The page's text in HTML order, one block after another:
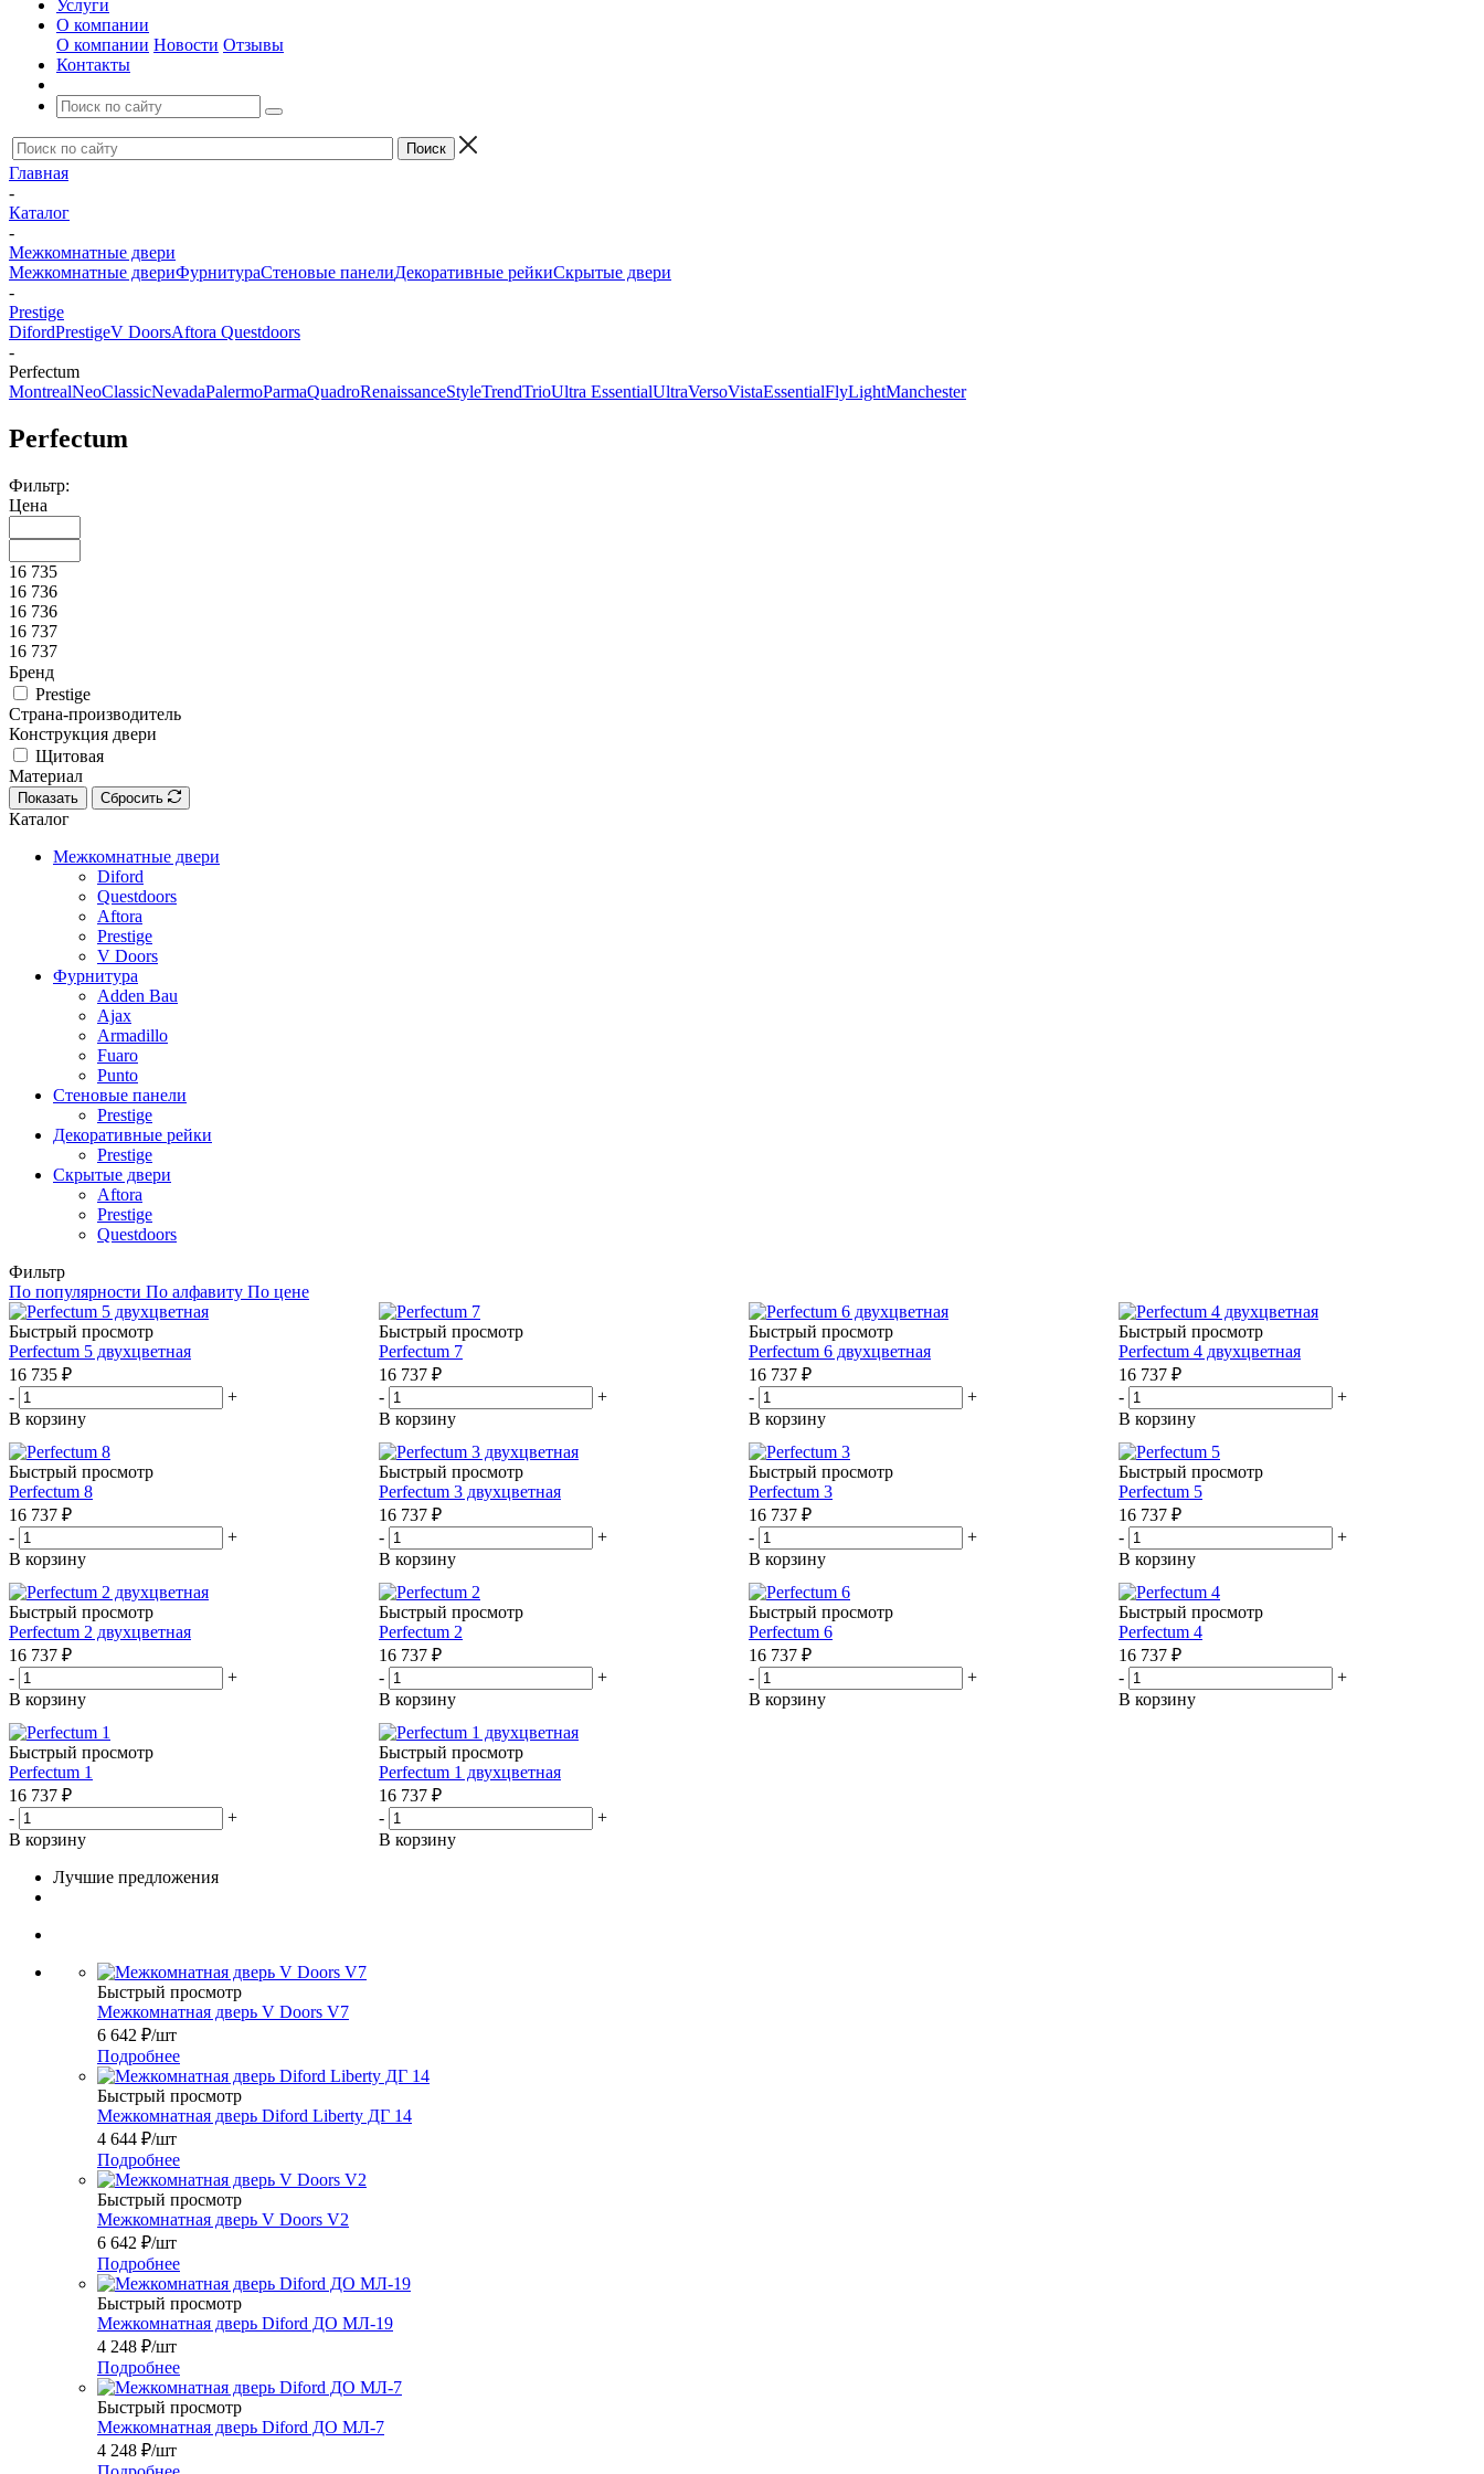
Услуги
О компании
О компании Новости Отзывы
Контакты
Главная
-
Каталог
-
Межкомнатные двери
Межкомнатные двериФурнитураСтеновые панелиДекоративные рейкиСкрытые двери
-
Prestige
DifordPrestigeV DoorsAftora Questdoors
-
Perfectum
MontrealNeoClassicNevadaPalermoParmaQuadroRenaissanceStyleTrendTrioUltra EssentialUltraVersoVistaEssentialFlyLightManchester
Perfectum
Фильтр:
Цена
16 735
16 736
16 736
16 737
16 737
Бренд
Prestige
Страна-производитель
Конструкция двери
Щитовая
Материал
Показать Сбросить
Каталог
Межкомнатные двери
Diford
Questdoors
Aftora
Prestige
V Doors
Фурнитура
Adden Bau
Ajax
Armadillo
Fuaro
Punto
Стеновые панели
Prestige
Декоративные рейки
Prestige
Скрытые двери
Aftora
Prestige
Questdoors
Фильтр
По популярности По алфавиту По цене
Быстрый просмотр
Perfectum 5 двухцветная
16 735 ₽
-
+
В корзину
Быстрый просмотр
Perfectum 7
16 737 ₽
-
+
В корзину
Быстрый просмотр
Perfectum 6 двухцветная
16 737 ₽
-
+
В корзину
Быстрый просмотр
Perfectum 4 двухцветная
16 737 ₽
-
+
В корзину
Быстрый просмотр
Perfectum 8
16 737 ₽
-
+
В корзину
Быстрый просмотр
Perfectum 3 двухцветная
16 737 ₽
-
+
В корзину
Быстрый просмотр
Perfectum 3
16 737 ₽
-
+
В корзину
Быстрый просмотр
Perfectum 5
16 737 ₽
-
+
В корзину
Быстрый просмотр
Perfectum 2 двухцветная
16 737 ₽
-
+
В корзину
Быстрый просмотр
Perfectum 2
16 737 ₽
-
+
В корзину
Быстрый просмотр
Perfectum 6
16 737 ₽
-
+
В корзину
Быстрый просмотр
Perfectum 4
16 737 ₽
-
+
В корзину
Быстрый просмотр
Perfectum 1
16 737 ₽
-
+
В корзину
Быстрый просмотр
Perfectum 1 двухцветная
16 737 ₽
-
+
В корзину
Лучшие предложения
Быстрый просмотр
Межкомнатная дверь V Doors V7
6 642 ₽/шт
Подробнее
Быстрый просмотр
Межкомнатная дверь Diford Liberty ДГ 14
4 644 ₽/шт
Подробнее
Быстрый просмотр
Межкомнатная дверь V Doors V2
6 642 ₽/шт
Подробнее
Быстрый просмотр
Межкомнатная дверь Diford ДО МЛ-19
4 248 ₽/шт
Подробнее
Быстрый просмотр
Межкомнатная дверь Diford ДО МЛ-7
4 248 ₽/шт